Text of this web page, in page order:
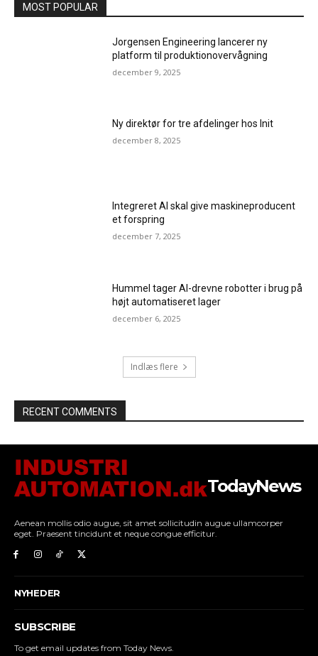
MOST POPULAR
Jorgensen Engineering lancerer ny
platform til produktionovervågning
december 9, 2025
Ny direktør for tre afdelinger hos Init
december 8, 2025
Integreret AI skal give maskineproducent
et forspring
december 7, 2025
Hummel tager AI-drevne robotter i brug på
højt automatiseret lager
december 6, 2025
Indlæs flere
RECENT COMMENTS
TodayNews
Aenean mollis odio augue, sit amet sollicitudin augue ullamcorper
eget. Praesent tincidunt et neque congue efficitur.
NYHEDER
SUBSCRIBE
To get email updates from Today News.